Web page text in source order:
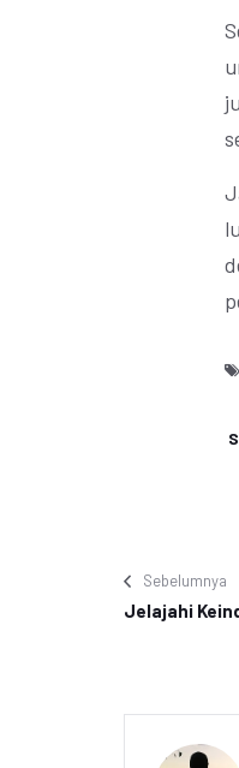
Sebelumnya
Jelajahi